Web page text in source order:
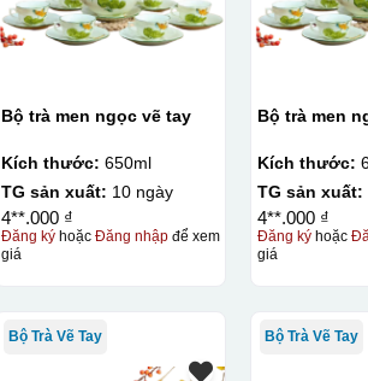
Bộ trà men ngọc vẽ tay
Kích thước: 650ml
TG sản xuất: 10 ngày
4**.000 ₫
Đăng ký hoặcĐăng nhập để xem
giá
Bộ trà men
Kích thước:
TG sản xuất:
4**.000 ₫
Đăng kýhoặc
giá
Bộ Trà Vẽ Tay Bộ Trà Vẽ Tay